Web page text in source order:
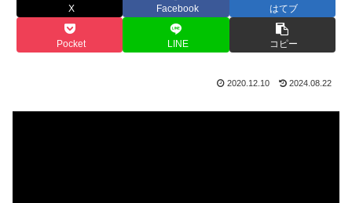
X Facebook はてブ
Pocket LINE コピー
2020.12.10 2024.08.22